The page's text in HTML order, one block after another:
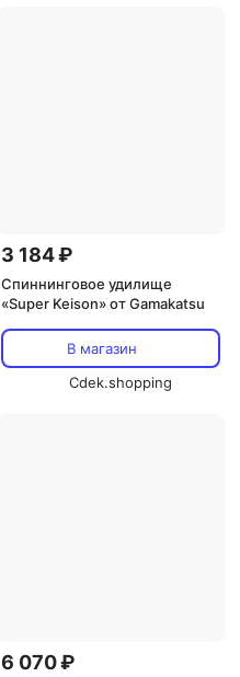
3 184 ₽
Спиннинговое удилище
«Super Keison» от Gamakatsu
В магазин
Cdek.shopping
6 070 ₽